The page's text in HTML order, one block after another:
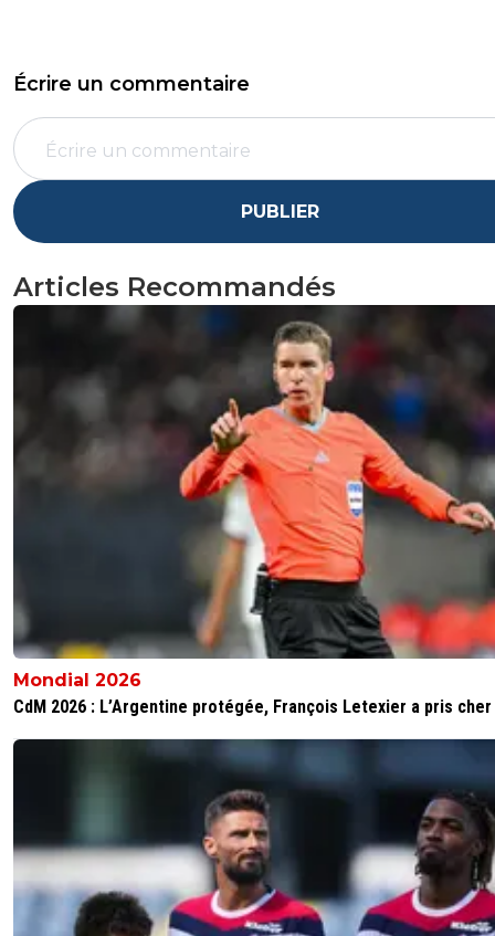
Écrire un commentaire
PUBLIER
Articles Recommandés
Mondial 2026
CdM 2026 : L’Argentine protégée, François Letexier a pris cher